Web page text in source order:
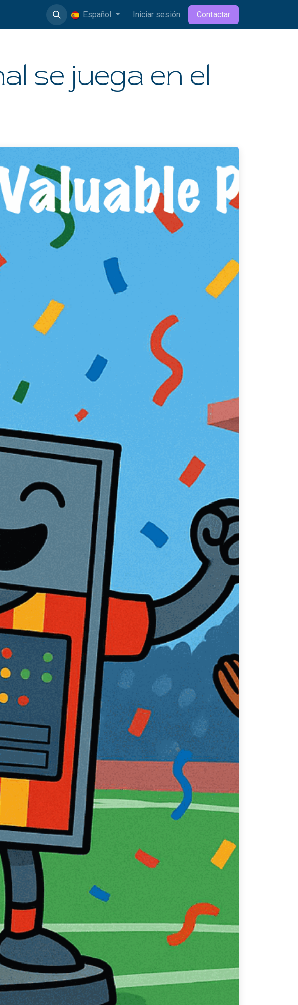
Español Iniciar sesión Contactar
se juega en el